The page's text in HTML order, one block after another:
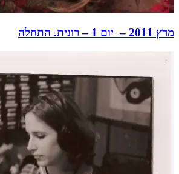
מרץ 2011 – יום 1 – רונית. התחלה